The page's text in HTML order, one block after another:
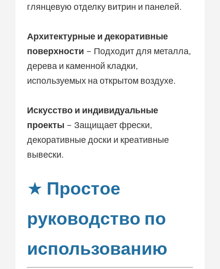
глянцевую отделку витрин и панелей.
Архитектурные и декоративные
поверхности – Подходит для металла,
дерева и каменной кладки,
используемых на открытом воздухе.
Искусство и индивидуальные
проекты – Защищает фрески,
декоративные доски и креативные
вывески.
★ Простое
руководство по
использованию